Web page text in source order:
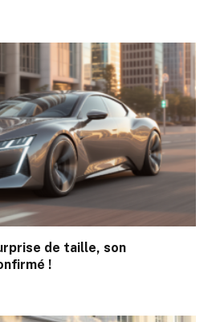
de taille, son
!